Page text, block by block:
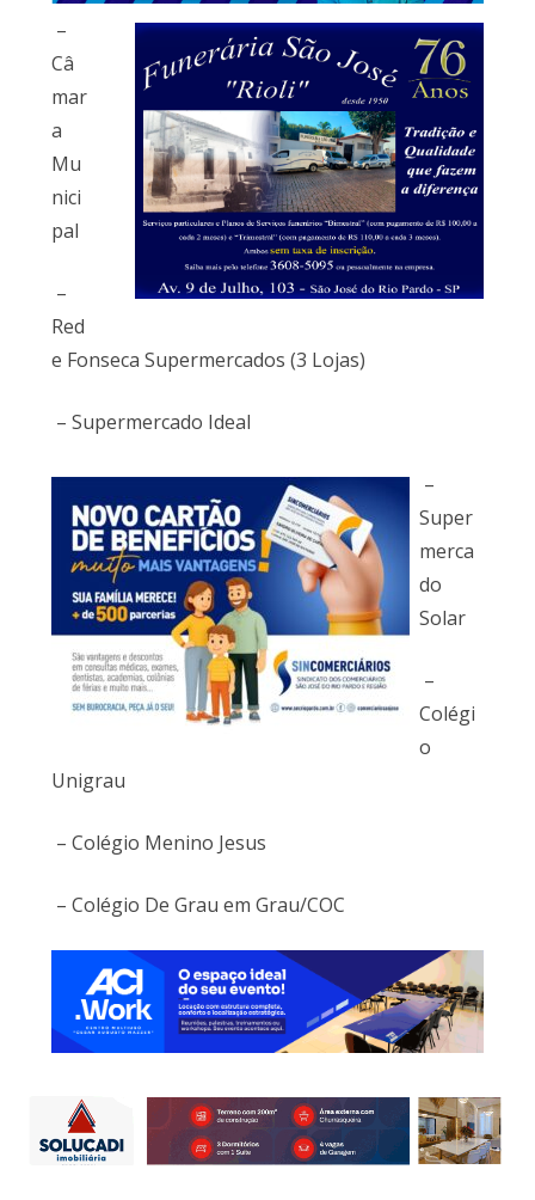
–
Câ
mar
a
Mu
nici
pal
–
Red
e Fonseca Supermercados (3 Lojas)
– Supermercado Ideal
–
Super
merca
do
Solar
–
Colégi
o
Unigrau
– Colégio Menino Jesus
– Colégio De Grau em Grau/COC